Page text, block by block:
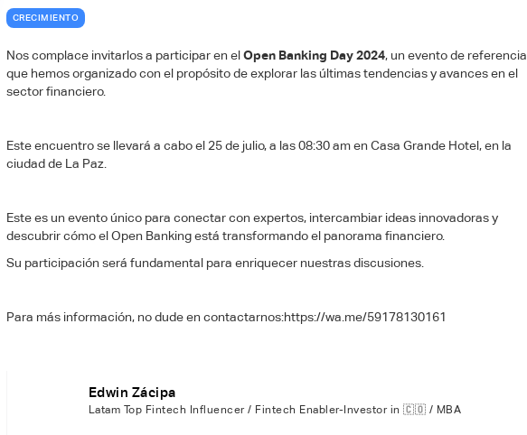
CRECIMIENTO
Nos complace invitarlos a participar en elOpen Banking Day 2024, un evento de referencia
que hemos organizado con el propósito de explorar las últimas tendencias y avances en el
sector financiero.
Este encuentro se llevará a cabo el 25 de julio, a las 08:30 am en Casa Grande Hotel, en la
ciudad de La Paz.
Este es un evento único para conectar con expertos, intercambiar ideas innovadoras y
descubrir cómo el Open Banking está transformando el panorama financiero.
Su participación será fundamental para enriquecer nuestras discusiones.
Para más información, no dude en contactarnos:https://wa.me/59178130161
Edwin Zácipa
Latam Top Fintech Influencer / Fintech Enabler-Investor in 🇨🇴 / MBA